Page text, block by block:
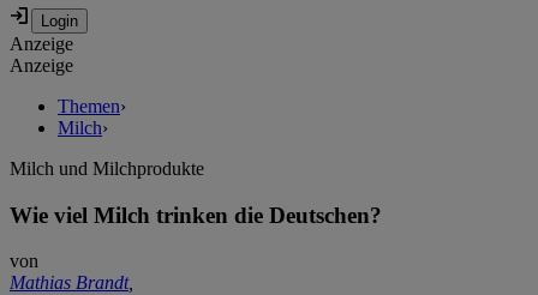
Anzeige
Anzeige
Themen›
Milch›
Milch und Milchprodukte
Wie viel Milch trinken die Deutschen?
von
Mathias Brandt,